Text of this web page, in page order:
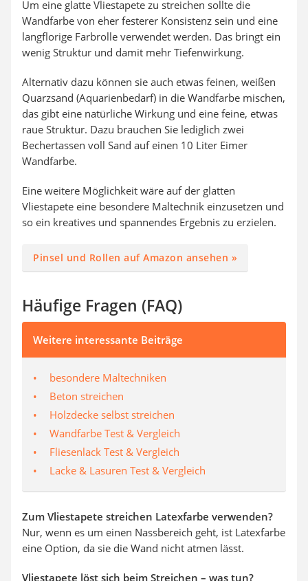
Um eine glatte Vliestapete zu streichen sollte die
Wandfarbe von eher festerer Konsistenz sein und eine
langflorige Farbrolle verwendet werden. Das bringt ein
wenig Struktur und damit mehr Tiefenwirkung.
Alternativ dazu können sie auch etwas feinen, weißen
Quarzsand (Aquarienbedarf) in die Wandfarbe mischen,
das gibt eine natürliche Wirkung und eine feine, etwas
raue Struktur. Dazu brauchen Sie lediglich zwei
Bechertassen voll Sand auf einen 10 Liter Eimer
Wandfarbe.
Eine weitere Möglichkeit wäre auf der glatten
Vliestapete eine besondere Maltechnik einzusetzen und
so ein kreatives und spannendes Ergebnis zu erzielen.
Pinsel und Rollen auf Amazon ansehen »
Häufige Fragen (FAQ)
Weitere interessante Beiträge
besondere Maltechniken
Beton streichen
Holzdecke selbst streichen
Wandfarbe Test & Vergleich
Fliesenlack Test & Vergleich
Lacke & Lasuren Test & Vergleich
Zum Vliestapete streichen Latexfarbe verwenden?
Nur, wenn es um einen Nassbereich geht, ist Latexfarbe
eine Option, da sie die Wand nicht atmen lässt.
Vliestapete löst sich beim Streichen – was tun?